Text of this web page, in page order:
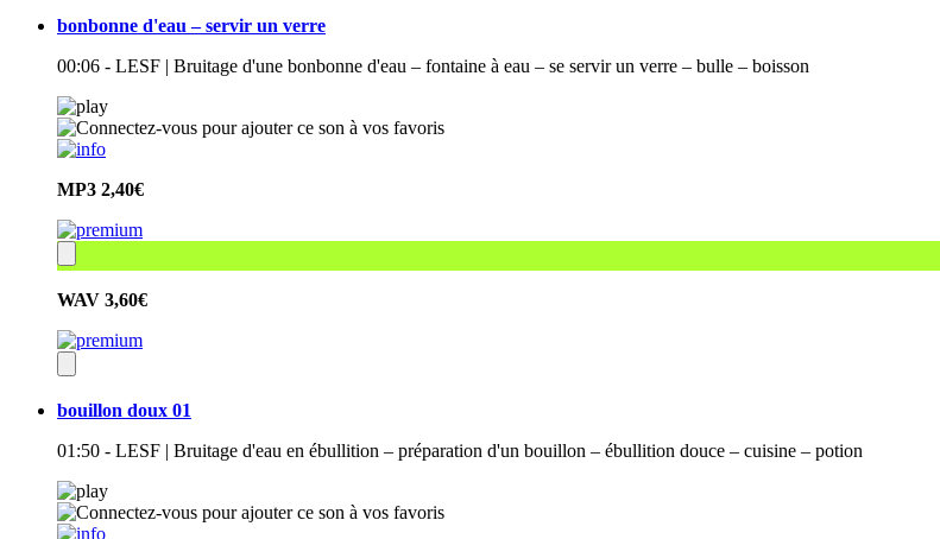
bonbonne d'eau – servir un verre
00:06 - LESF | Bruitage d'une bonbonne d'eau – fontaine à eau – se servir un verre – bulle – boisson
MP3 2,40€
WAV 3,60€
bouillon doux 01
01:50 - LESF | Bruitage d'eau en ébullition – préparation d'un bouillon – ébullition douce – cuisine – potion